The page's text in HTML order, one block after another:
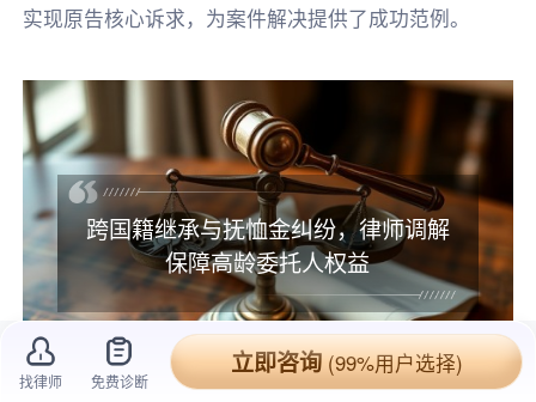
实现原告核心诉求，为案件解决提供了成功范例。
跨国籍继承与抚恤金纠纷，律师调解
保障高龄委托人权益
找律师 免费诊断
立即咨询(99%用户选择)